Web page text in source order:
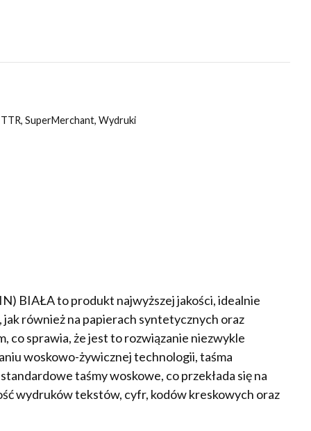
TTR, SuperMerchant, Wydruki
BIAŁA to produkt najwyższej jakości, idealnie
również na papierach syntetycznych oraz
co sprawia, że jest to rozwiązanie niezwykle
woskowo-żywicznej technologii, taśma
taśmy woskowe, co przekłada się na
wydruków tekstów, cyfr, kodów kreskowych oraz